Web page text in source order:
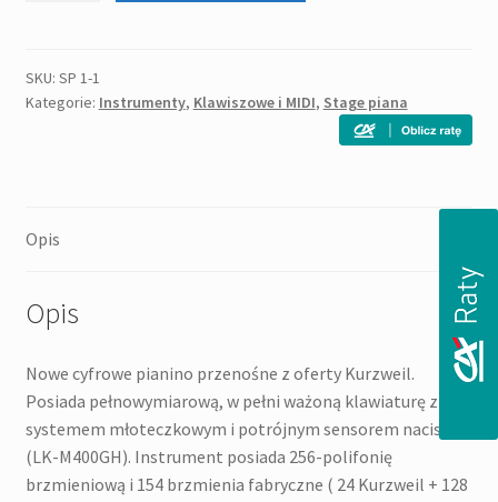
-
stage
SKU: SP 1-1
Kategorie: Instrumenty, Klawiszowe i MIDI, Stage piana
Opis
Opis
Nowe cyfrowe pianino przenośne z oferty Kurzweil.
Posiada pełnowymiarową, w pełni ważoną klawiaturę z
systemem młoteczkowym i potrójnym sensorem nacisku
(LK-M400GH). Instrument posiada 256-polifonię
brzmieniową i 154 brzmienia fabryczne ( 24 Kurzweil + 128